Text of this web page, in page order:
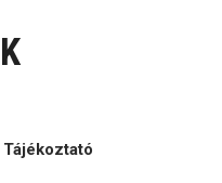
Tájékoztató